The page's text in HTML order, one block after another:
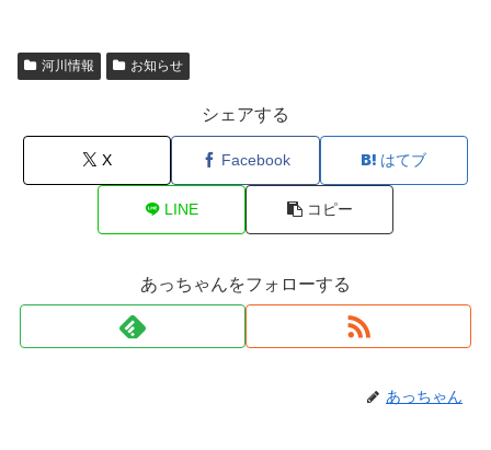
河川情報 お知らせ
シェアする
X Facebook はてブ
LINE コピー
あっちゃんをフォローする
あっちゃん